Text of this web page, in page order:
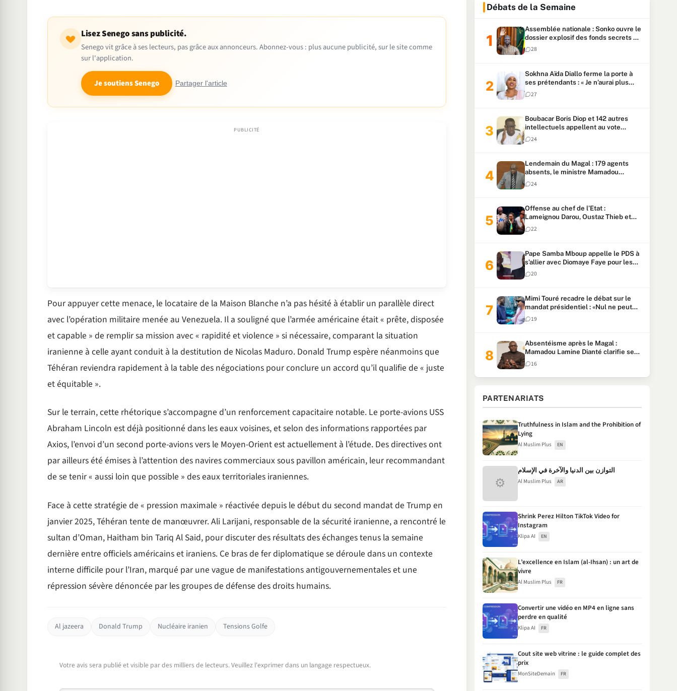
Lisez Senego sans publicité.
Senego vit grâce à ses lecteurs, pas grâce aux annonceurs. Abonnez-vous : plus aucune publicité, sur le site comme
sur l'application.
Je soutiens Senego Partager l'article
Pour appuyer cette menace, le locataire de la Maison Blanche n’a pas hésité à établir un parallèle direct
avec l’opération militaire menée au Venezuela. Il a souligné que l’armée américaine était « prête, disposée
et capable » de remplir sa mission avec « rapidité et violence » si nécessaire, comparant la situation
iranienne à celle ayant conduit à la destitution de Nicolas Maduro. Donald Trump espère néanmoins que
Téhéran reviendra rapidement à la table des négociations pour conclure un accord qu’il qualifie de « juste
et équitable ».
Sur le terrain, cette rhétorique s’accompagne d’un renforcement capacitaire notable. Le porte-avions USS
Abraham Lincoln est déjà positionné dans les eaux voisines, et selon des informations rapportées par
Axios, l’envoi d’un second porte-avions vers le Moyen-Orient est actuellement à l’étude. Des directives ont
par ailleurs été émises à l’attention des navires commerciaux sous pavillon américain, leur recommandant
de se tenir « aussi loin que possible » des eaux territoriales iraniennes.
Face à cette stratégie de « pression maximale » réactivée depuis le début du second mandat de Trump en
janvier 2025, Téhéran tente de manœuvrer. Ali Larijani, responsable de la sécurité iranienne, a rencontré le
sultan d’Oman, Haitham bin Tariq Al Said, pour discuter des résultats des échanges tenus la semaine
dernière entre officiels américains et iraniens. Ce bras de fer diplomatique se déroule dans un contexte
interne difficile pour l’Iran, marqué par une vague de manifestations antigouvernementales et une
répression sévère dénoncée par les groupes de défense des droits humains.
Al jazeera Donald Trump Nucléaire iranien Tensions Golfe
Votre avis sera publié et visible par des milliers de lecteurs. Veuillez l'exprimer dans un langage respectueux.
Débats de la Semaine
Assemblée nationale : Sonko ouvre le
dossier explosif des fonds secrets et
du patrimoine présidentiel
28
Sokhna Aïda Diallo ferme la porte à
ses prétendants : « Je n’aurai plus
jamais un autre mari »
27
Boubacar Boris Diop et 142 autres
intellectuels appellent au vote
urgent de la révision
constitutionnelle
24
Lendemain du Magal : 179 agents
absents, le ministre Mamadou
Lamine Dianté exige des explications
24
Offense au chef de l’Etat :
Lameignou Darou, Oustaz Thieb et
Ndiaye Touba lourdement
condamnés
22
Pape Samba Mboup appelle le PDS à
s’allier avec Diomaye Faye pour les
locales et tacle Sonko
20
Mimi Touré recadre le débat sur le
mandat présidentiel : «Nul ne peut
faire plus de deux mandats
consécutifs de 5 ans»
19
Absentéisme après le Magal :
Mamadou Lamine Dianté clarifie ses
propos après la polémique
16
PARTENARIATS
Truthfulness in Islam and the Prohibition of
Lying
Al Muslim Plus EN
⚙
التوازن بين الدنيا والآخرة في الإسلام
Al Muslim Plus AR
Shrink Perez Hilton TikTok Video for
Instagram
Klipa AI EN
L’excellence en Islam (al-Ihsan) : un art de
vivre
Al Muslim Plus FR
Convertir une vidéo en MP4 en ligne sans
perdre en qualité
Klipa AI FR
Cout site web vitrine : le guide complet des
prix
MonSiteDemain FR